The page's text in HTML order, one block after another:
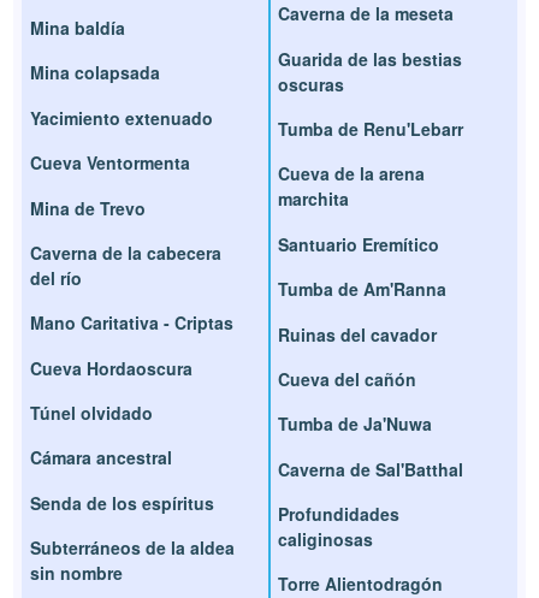
Mina baldía
Mina colapsada
Yacimiento extenuado
Cueva Ventormenta
Mina de Trevo
Caverna de la cabecera
del río
Mano Caritativa - Criptas
Cueva Hordaoscura
Túnel olvidado
Cámara ancestral
Senda de los espíritus
Subterráneos de la aldea
sin nombre
Caverna de la meseta
Guarida de las bestias
oscuras
Tumba de Renu'Lebarr
Cueva de la arena
marchita
Santuario Eremítico
Tumba de Am'Ranna
Ruinas del cavador
Cueva del cañón
Tumba de Ja'Nuwa
Caverna de Sal'Batthal
Profundidades
caliginosas
Torre Alientodragón